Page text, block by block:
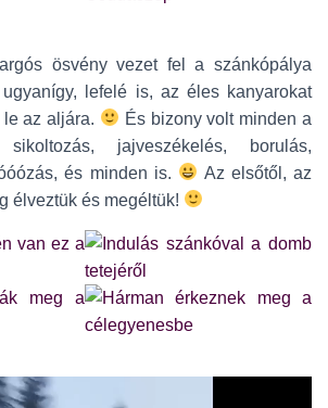
ösvény vezet fel a szánkópálya
lefelé is, az éles kanyarokat
az aljára.
És bizony volt minden a
jajveszékelés, borulás,
és minden is.
Az elsőtől, az
élveztük és megéltük!